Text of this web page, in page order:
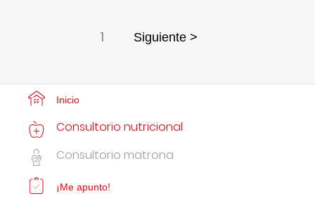
1 Siguiente >
Inicio
Consultorio nutricional
Consultorio matrona
¡Me apunto!